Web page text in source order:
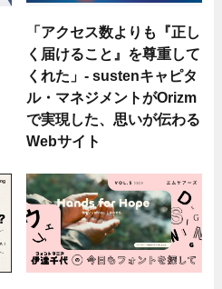
「アクセス数よりも『正し
く届けること』を尊重して
くれた」- sustenキャピタ
ル・マネジメントがOrizm
で実現した、思いが伝わる
Webサイト